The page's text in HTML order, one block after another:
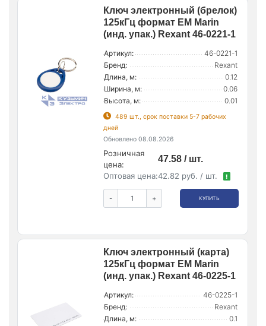
Ключ электронный (брелок)
125кГц формат EM Marin
(инд. упак.) Rexant 46-0221-1
Артикул:
46-0221-1
Бренд:
Rexant
Длина, м:
0.12
Ширина, м:
0.06
Высота, м:
0.01
489 шт., срок поставки 5-7 рабочих
дней
Обновлено 08.08.2026
Розничная
цена:
47.58 / шт.
Оптовая цена:42.82 руб. / шт. !
- + КУПИТЬ
Ключ электронный (карта)
125кГц формат EM Marin
(инд. упак.) Rexant 46-0225-1
Артикул:
46-0225-1
Бренд:
Rexant
Длина, м:
0.1